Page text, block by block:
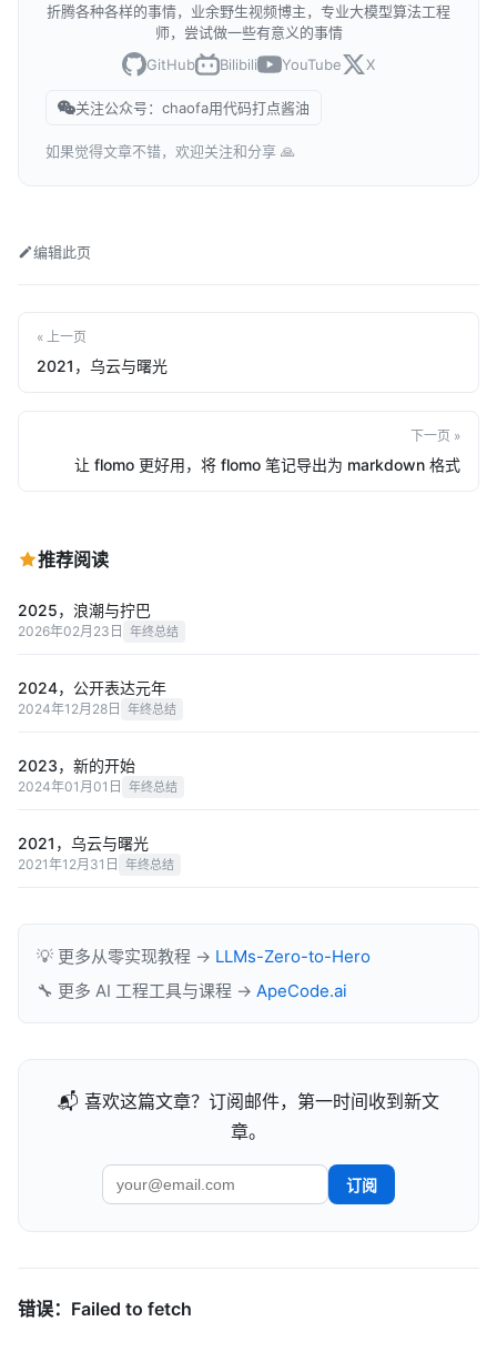
折腾各种各样的事情，业余野生视频博主，专业大模型算法工程
师，尝试做一些有意义的事情
GitHub
Bilibili YouTube X
关注公众号：chaofa用代码打点酱油
如果觉得文章不错，欢迎关注和分享 🙏
编辑此页
« 上一页
2021，乌云与曙光
下一页 »
让 flomo 更好用，将 flomo 笔记导出为 markdown 格式
推荐阅读
2025，浪潮与拧巴
2026年02月23日 年终总结
2024，公开表达元年
2024年12月28日 年终总结
2023，新的开始
2024年01月01日 年终总结
2021，乌云与曙光
2021年12月31日 年终总结
💡 更多从零实现教程 → LLMs-Zero-to-Hero
🔧 更多 AI 工程工具与课程 → ApeCode.ai
📬 喜欢这篇文章？订阅邮件，第一时间收到新文
章。
订阅